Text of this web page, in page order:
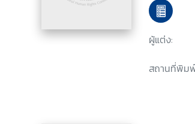
Justice
item
ผู้แต่ง:
สถานที่พิม